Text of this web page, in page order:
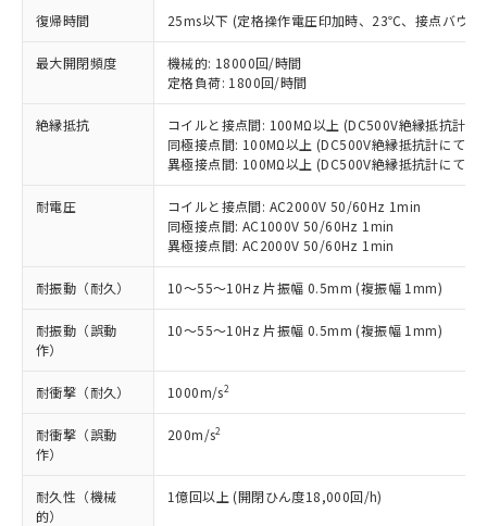
復帰時間 25ms以下 (定格操作電圧印加時、23℃、接点バウン
最大開閉頻度
機械的: 18000回/時間
定格負荷: 1800回/時間
絶縁抵抗
コイルと接点間: 100MΩ以上 (DC500V絶縁抵抗計に
同極接点間: 100MΩ以上 (DC500V絶縁抵抗計にて)
異極接点間: 100MΩ以上 (DC500V絶縁抵抗計にて)
耐電圧
コイルと接点間: AC2000V 50/60Hz 1min
同極接点間: AC1000V 50/60Hz 1min
異極接点間: AC2000V 50/60Hz 1min
耐振動（耐久） 10～55～10Hz 片振幅 0.5mm (複振幅 1mm)
耐振動（誤動
作）
10～55～10Hz 片振幅 0.5mm (複振幅 1mm)
耐衝撃（耐久） 1000m/s2
耐衝撃（誤動
作）
200m/s2
耐久性（機械
的）
1億回以上 (開閉ひん度18,000回/h)
ご利用条件
以下の条件をお読みいただき、同意のうえ
ご利用ください。
本サービスは、当社制御機器事業取扱
商品の当社在庫状況および標準価格
(税抜)を提供させていただくもので
当社制御機器事業取扱商品の中には、
本サービスの対象外となる商品もある
ことをご了承ください。
在庫状況および標準価格照会結果は、
記載している更新日時点での社内デー
タに基づき作成されるものであり、閲
覧された時点での実際の在庫および標
準価格とは異なる場合があることをご
正式な納期状況および標準価格はお客
様のお取引先、またはお客様担当のオ
す。
対応予定：EU RoHS指令（10物質）の非含
有に対応した製品に切り替える予定のある
対応予定なし：EU RoHS指令（10物質）の
非含有に非対応の商品で、対応品を出す予
定はありません。
調査・確認中：EU RoHS指令（10物質）の
非含有の対応状況を調査中または確認中の
非該当品：ライセンス料など無形物で、有
害物質有無と関係のない商品です。
仕入先様の事情により、非含有部品として
いたものが、含有品と判明した場合などや
むを得ず変更することがあります。
*EU RoHS指令（10物質）：
鉛(Pb) 1000ppm以下、 水銀(Hg) 1000ppm以下、 カド
ミウム(Cd) 100ppm以下、
六価クロム(Cr(Ⅵ)) 1000ppm以下、ポリ臭化ビフェニル
類(PBB) 1000ppm以下、ポリ臭化ジフェニルエーテル類
ル) (DEHP)(別名：DOP) 1000ppm以下、フタル酸ブチ
ルベンジル（BBP） 1000ppm以下、フタル酸ジブチル
（DBP） 1000ppm以下、フタル酸ジイソブチル
※1 中国RoHS○×表
「○」：最大均質材料含有率が中国RoHSの
基準値以下であることを示します。
「×」：最大均質材料含有率が中国RoHSの
基準値を超えていることを示します。
「－」：未確認です。当社販売部門へお問
*中国RoHS10物質の基準値 (GB/T26572)：
Pb(鉛) :1000ppm、 Hg(水銀) : 1000ppm、 Cd(カドミウ
ム) : 100ppm、
Cr(Ⅵ)(六価クロム) : 1000ppm、 PBBs(ポリ臭化ビフェ
ル類) : 1000ppm、
DBP(フタル酸ジブチル) : 1000ppm、 DIBP(フタル酸ジ
イソブチル) : 1000ppm、 BBP(フタル酸ブチルベンジ
当社は、これら貴社製品のうち、外国
為替および外国貿易法に定める商品
または国外への提供する場合は、日本
国政府の輸出許可(または役務取引許
可)を取得するなどの必要な手続きを
当社は規制貨物を破棄する場合は、完
全に破砕するなど、違法に輸出されな
記
説明